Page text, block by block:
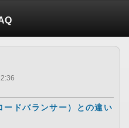
ードバランサー）との違い